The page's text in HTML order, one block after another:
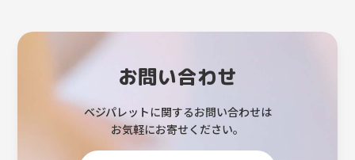
お問い合わせ
ベジパレットに関するお問い合わせは
お気軽にお寄せください。